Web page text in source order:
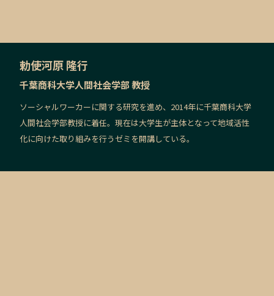
勅使河原 隆行
千葉商科大学人間社会学部 教授
ソーシャルワーカーに関する研究を進め、2014年に千葉商科大学
人間社会学部教授に着任。現在は大学生が主体となって地域活性
化に向けた取り組みを行うゼミを開講している。